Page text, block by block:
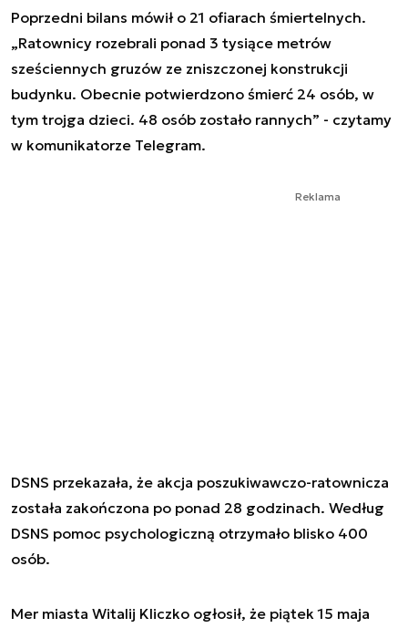
Poprzedni bilans mówił o 21 ofiarach śmiertelnych.
„Ratownicy rozebrali ponad 3 tysiące metrów
sześciennych gruzów ze zniszczonej konstrukcji
budynku. Obecnie potwierdzono śmierć 24 osób, w
tym trojga dzieci. 48 osób zostało rannych” - czytamy
w komunikatorze Telegram.
Reklama
DSNS przekazała, że akcja poszukiwawczo-ratownicza
została zakończona po ponad 28 godzinach. Według
DSNS pomoc psychologiczną otrzymało blisko 400
osób.
Mer miasta Witalij Kliczko ogłosił, że piątek 15 maja